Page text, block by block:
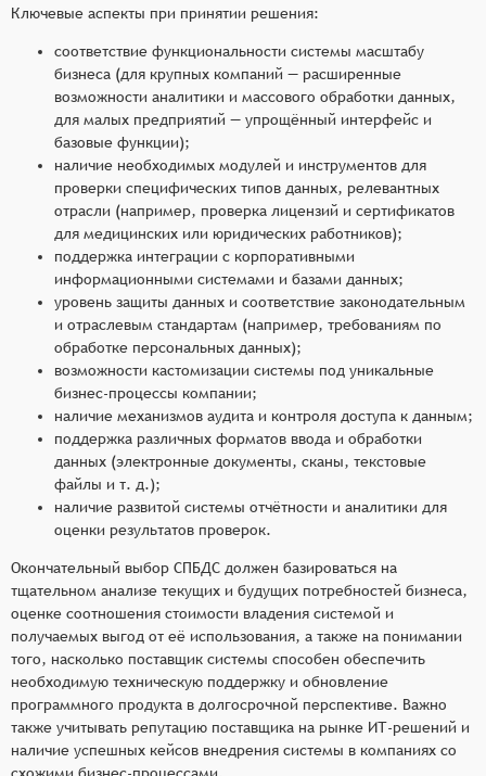
Ключевые аспекты при принятии решения:
соответствие функциональности системы масштабу
бизнеса (для крупных компаний — расширенные
возможности аналитики и массового обработки данных,
для малых предприятий — упрощённый интерфейс и
базовые функции);
наличие необходимых модулей и инструментов для
проверки специфических типов данных, релевантных
отрасли (например, проверка лицензий и сертификатов
для медицинских или юридических работников);
поддержка интеграции с корпоративными
информационными системами и базами данных;
уровень защиты данных и соответствие законодательным
и отраслевым стандартам (например, требованиям по
обработке персональных данных);
возможности кастомизации системы под уникальные
бизнес-процессы компании;
наличие механизмов аудита и контроля доступа к данным;
поддержка различных форматов ввода и обработки
данных (электронные документы, сканы, текстовые
файлы и т. д.);
наличие развитой системы отчётности и аналитики для
оценки результатов проверок.
Окончательный выбор СПБДС должен базироваться на
тщательном анализе текущих и будущих потребностей бизнеса,
оценке соотношения стоимости владения системой и
получаемых выгод от её использования, а также на понимании
того, насколько поставщик системы способен обеспечить
необходимую техническую поддержку и обновление
программного продукта в долгосрочной перспективе. Важно
также учитывать репутацию поставщика на рынке ИТ-решений и
наличие успешных кейсов внедрения системы в компаниях со